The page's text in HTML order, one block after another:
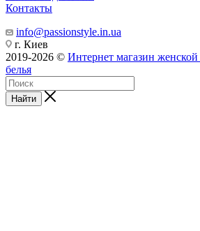
Контакты
info@passionstyle.in.ua
г. Киев
2019-2026 © Интернет магазин
белья
Найти